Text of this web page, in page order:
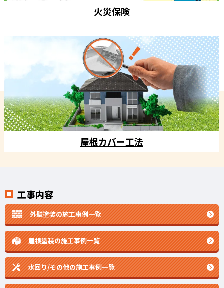
火災保険
屋根カバー工法
工事内容
外壁塗装の施工事例一覧
屋根塗装の施工事例一覧
水回り/その他の施工事例一覧